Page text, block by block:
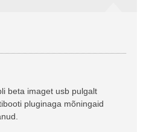
beta imaget usb pulgalt
pluginaga mõningaid